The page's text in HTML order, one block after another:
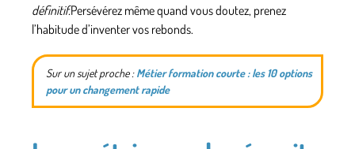
définitif.Persévérez même quand vous doutez, prenez
l’habitude d’inventer vos rebonds.
Sur un sujet proche :Métier formation courte : les 10 options
pour un changement rapide